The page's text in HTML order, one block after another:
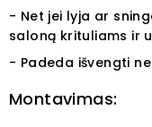
- Net jei lyja ar
saloną krituliams ir
- Padeda išvengti
Montavimas: